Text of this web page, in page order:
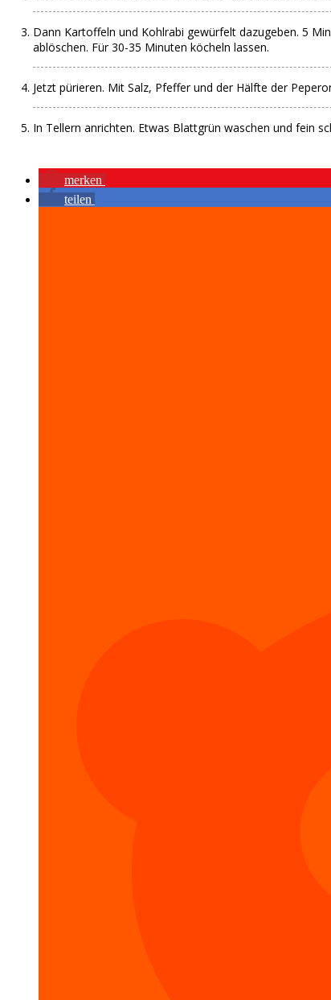
Dann Kartoffeln und Kohlrabi gewürfelt dazugeben. 5
ablöschen. Für 30-35 Minuten köcheln lassen.
Jetzt pürieren. Mit Salz, Pfeffer und der Hälfte der
In Tellern anrichten. Etwas Blattgrün waschen und fein
merken
teilen